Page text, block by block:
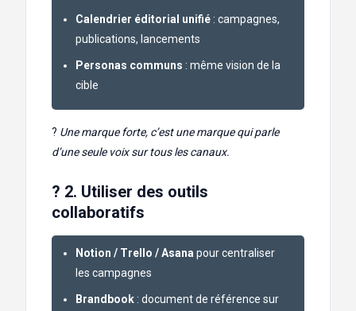
Calendrier éditorial unifié : campagnes,
publications, lancements
Personas communs : même vision de la
cible
? Une marque forte, c’est une marque qui parle
d’une seule voix sur tous les canaux.
?️ 2. Utiliser des outils
collaboratifs
Notion / Trello / Asana pour centraliser
les campagnes
Brandbook : document de référence sur